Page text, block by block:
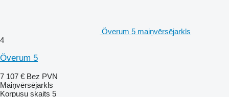
Överum 5 maiņvērsējarkls
4
Överum 5
7 107 € Bez PVN
Maiņvērsējarkls
Korpusu skaits 5